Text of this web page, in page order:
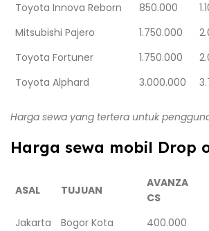
Toyota Innova Reborn
850.000
Mitsubishi Pajero
1.750.000
Toyota Fortuner
1.750.000
Toyota Alphard
3.000.000
Harga sewa yang tertera untuk
Harga sewa mobil Drop
ASAL TUJUAN
AVANZA
CS
Jakarta
Bogor Kota 400.000